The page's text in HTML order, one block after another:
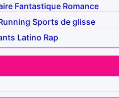
Fantastique Romance
Sports de glisse
Latino Rap